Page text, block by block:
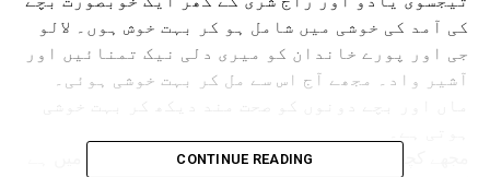
کی آمد کی خوشی میں شامل ہو کر بہت خوش ہوں۔ لالو
جی اور پورے خاندان کو میری دلی نیک تمنائیں اور
آشیر واد۔ مجھے آج اس سے مل کر بہت خوشی ہوئی۔
ماں اور بچے دونوں کو صحت مند دیکھ کر بہت خوشی
مجھے کچھ وقت کے لیے معلوم تھا کہ راج شری کولکتہ میں ہے
CONTINUE READING